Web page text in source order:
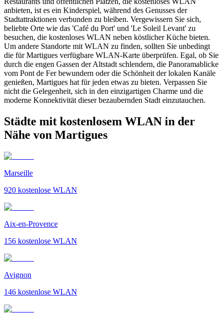
anbieten, ist es ein Kinderspiel, während des Genusses der
Stadtattraktionen verbunden zu bleiben. Vergewissern Sie sich,
beliebte Orte wie das 'Café du Port' und 'Le Soleil Levant' zu
besuchen, die kostenloses WLAN neben köstlicher Küche bieten.
Um andere Standorte mit WLAN zu finden, sollten Sie unbedingt
die für Martigues verfügbare WLAN-Karte überprüfen. Egal, ob Sie
durch die engen Gassen der Altstadt schlendern, die Panoramablicke
vom Pont de Fer bewundern oder die Schönheit der lokalen Kanäle
genießen, Martigues hat für jeden etwas zu bieten. Verpassen Sie
nicht die Gelegenheit, sich in den einzigartigen Charme und die
moderne Konnektivität dieser bezaubernden Stadt einzutauchen.
Städte mit kostenlosem WLAN in der
Nähe von Martigues
Marseille
920 kostenlose WLAN
Aix-en-Provence
156 kostenlose WLAN
Avignon
146 kostenlose WLAN